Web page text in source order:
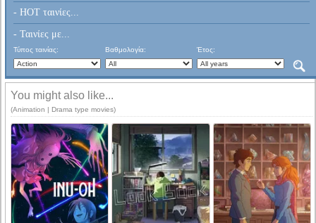
- HOT ταινίες...
- Ταινίες με...
Τύπος ταινίας: Βαθμολογία: Έτος:
You might also like...
(Animation | Drama type movies)